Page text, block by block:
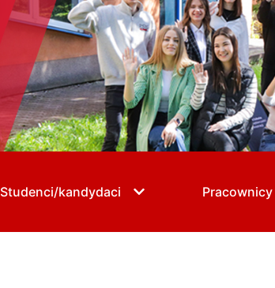
Studenci/kandydaci Pracownicy